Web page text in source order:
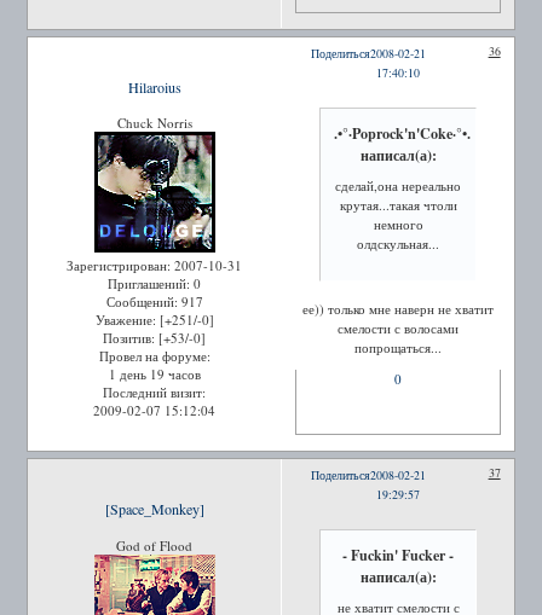
Поделиться 36
2008-02-21
17:40:10
Hilaroius
Chuck Norris
Зарегистрирован: 2007-10-31
Приглашений: 0
Сообщений: 917
Уважение: [+251/-0]
Позитив: [+53/-0]
Провел на форуме:
1 день 19 часов
Последний визит:
2009-02-07 15:12:04
.•°·Poprock'n'Coke·°•.
написал(а):
сделай,она нереально
крутая...такая чтоли
немного
олдскульная...
ее)) только мне наверн не хватит
смелости с волосами
попрощаться...
0
Поделиться 37
2008-02-21
19:29:57
[Space_Monkey]
God of Flood
- Fuckin' Fucker -
написал(а):
не хватит смелости с